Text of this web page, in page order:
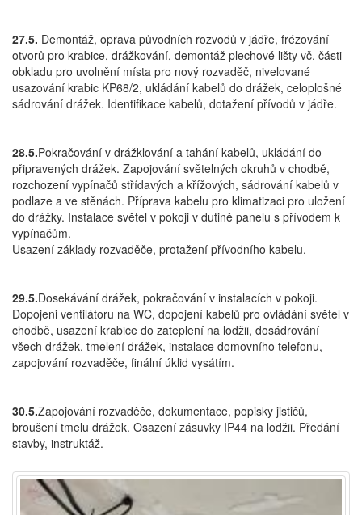
27.5. Demontáž, oprava původních rozvodů v jádře, frézování
otvorů pro krabice, drážkování, demontáž plechové lišty vč. části
obkladu pro uvolnění místa pro nový rozvaděč, nivelované
usazování krabic KP68/2, ukládání kabelů do drážek, celoplošné
sádrování drážek. Identifikace kabelů, dotažení přívodů v jádře.
28.5.Pokračování v drážklování a tahání kabelů, ukládání do
připravených drážek. Zapojování světelných okruhů v chodbě,
rozchození vypínačů střídavých a křížových, sádrování kabelů v
podlaze a ve stěnách. Příprava kabelu pro klimatizaci pro uložení
do drážky. Instalace světel v pokoji v dutině panelu s přívodem k
vypínačům.
Usazení základy rozvaděče, protažení přívodního kabelu.
29.5.Dosekávání drážek, pokračování v instalacích v pokoji.
Dopojeni ventilátoru na WC, dopojení kabelů pro ovládání světel v
chodbě, usazení krabice do zateplení na lodžii, dosádrování
všech drážek, tmelení drážek, instalace domovního telefonu,
zapojování rozvaděče, finální úklid vysátím.
30.5.Zapojování rozvaděče, dokumentace, popisky jističů,
broušení tmelu drážek. Osazení zásuvky IP44 na lodžii. Předání
stavby, instruktáž.